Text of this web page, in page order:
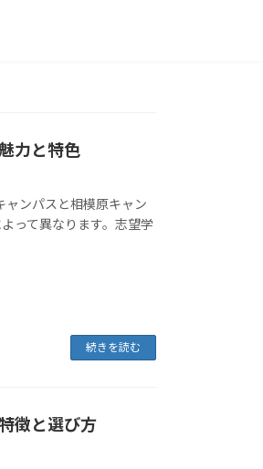
力と特色
ャンパスと相模原キャン
って異なります。志望学
続きを読む
徴と選び方